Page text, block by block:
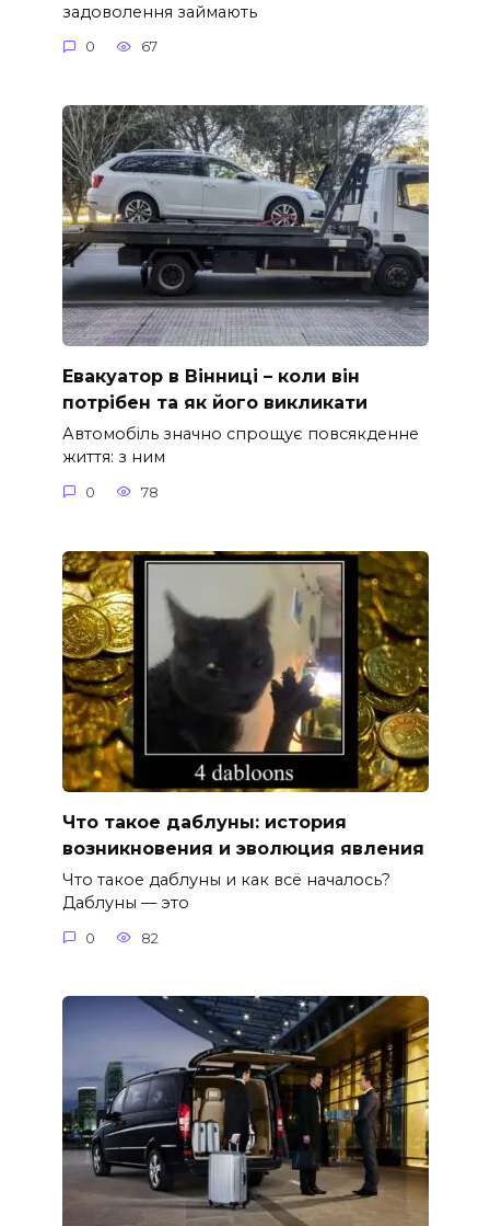
задоволення займають
0 67
Евакуатор в Вінниці – коли він
потрібен та як його викликати
Автомобіль значно спрощує повсякденне
життя: з ним
0 78
Что такое даблуны: история
возникновения и эволюция явления
Что такое даблуны и как всё началось?
Даблуны — это
0 82